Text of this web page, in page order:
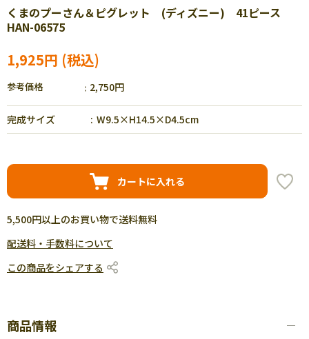
くまのプーさん＆ピグレット (ディズニー) 41ピース
HAN-06575
1,925円
参考価格 2,750円
完成サイズ W9.5×H14.5×D4.5cm
カートに入れる
5,500円以上のお買い物で送料無料
配送料・手数料について
この商品をシェアする
商品情報